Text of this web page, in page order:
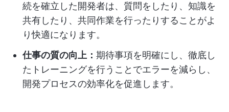
続を確立した開発者は、質問をしたり、知識を
共有したり、共同作業を行ったりすることがよ
り快適になります。
仕事の質の向上： 期待事項を明確にし、徹底し
たトレーニングを行うことでエラーを減らし、
開発プロセスの効率化を促進します。